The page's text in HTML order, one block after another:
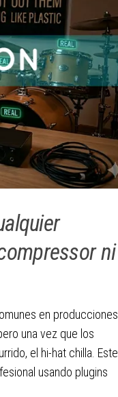
ni
en producciones
una vez que los
el hi-hat chilla. Este
usando plugins